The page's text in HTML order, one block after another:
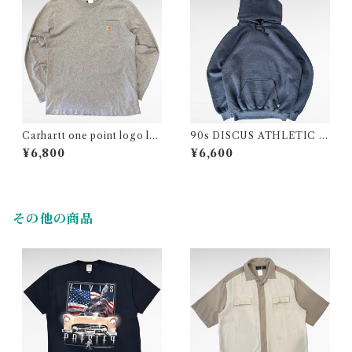
Carhartt one point logo lo
ng sleeve pocket t-shirt
¥6,800
90s DISCUS ATHLETIC pl
ain sweat parka
¥6,600
その他の商品